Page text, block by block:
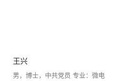
王兴
男，博士，中共党员 专业：微电